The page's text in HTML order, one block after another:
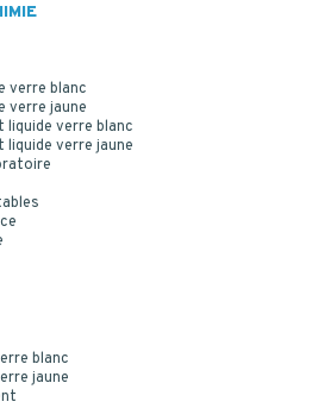
INVIOLABLE PE NOIR DIN18
essentielle standard
verre blanc
verre jaune
verre blanc
verre jaune
blanc
jaune